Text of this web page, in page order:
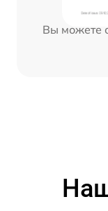
Вы можете